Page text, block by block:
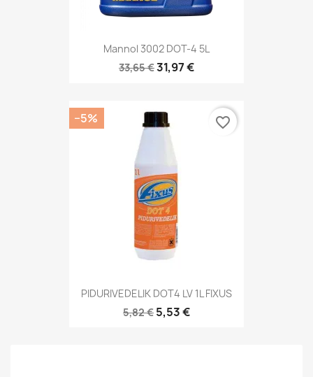
Mannol 3002 DOT-4 5L
33,65 €31,97 €
PIDURIVEDELIK DOT4 LV 1L FIXUS
5,82 € 5,53 €
−5% favorite_border